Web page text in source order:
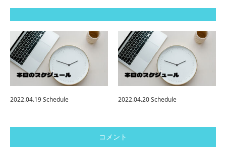
2022.04.19 Schedule 2022.04.20 Schedule
コメント